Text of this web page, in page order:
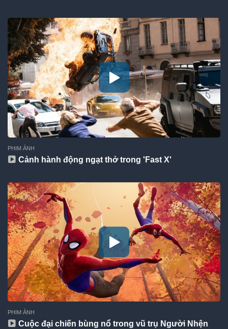
PHIM ẢNH
Cảnh hành động ngạt thở trong 'Fast X'
PHIM ẢNH
Cuộc đại chiến bùng nổ trong vũ trụ Người Nhện